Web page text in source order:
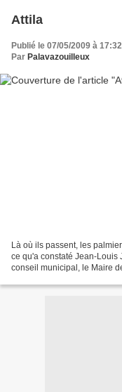
Attila
Publié le 07/05/2009 à 17:32
Par Palavazouilleux
Là où ils passent, les
ce qu'a constaté Jean-Louis
conseil municipal, le Maire